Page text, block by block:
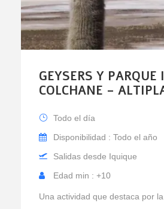
GEYSERS Y PARQUE
COLCHANE –
Todo el día
Disponibilidad : Todo el año
Salidas desde Iquique
Edad min : +10
Una actividad que destaca por